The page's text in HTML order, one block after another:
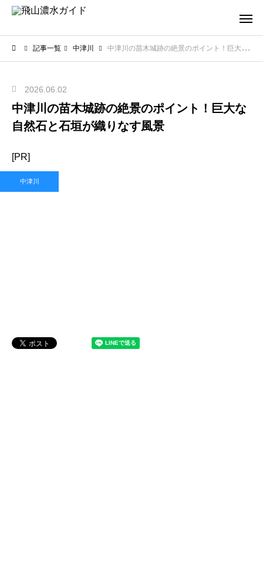
記事一覧 中津川 中津川の苗木城跡の絶景のポイント！巨大な自然石と石垣が織りなす風景
2026.06.02
中津川の苗木城跡の絶景のポイント！巨大な
自然石と石垣が織りなす風景
[PR]
中津川